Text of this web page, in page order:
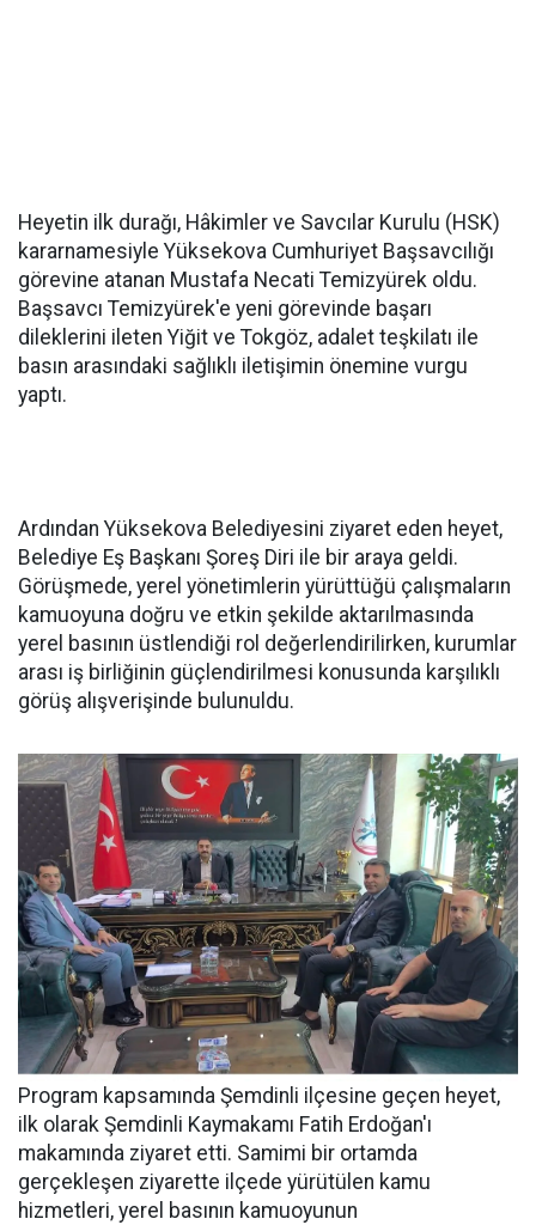
Heyetin ilk durağı, Hâkimler ve Savcılar Kurulu (HSK)
kararnamesiyle Yüksekova Cumhuriyet Başsavcılığı
görevine atanan Mustafa Necati Temizyürek oldu.
Başsavcı Temizyürek'e yeni görevinde başarı
dileklerini ileten Yiğit ve Tokgöz, adalet teşkilatı ile
basın arasındaki sağlıklı iletişimin önemine vurgu
yaptı.
Ardından Yüksekova Belediyesini ziyaret eden heyet,
Belediye Eş Başkanı Şoreş Diri ile bir araya geldi.
Görüşmede, yerel yönetimlerin yürüttüğü çalışmaların
kamuoyuna doğru ve etkin şekilde aktarılmasında
yerel basının üstlendiği rol değerlendirilirken, kurumlar
arası iş birliğinin güçlendirilmesi konusunda karşılıklı
görüş alışverişinde bulunuldu.
Program kapsamında Şemdinli ilçesine geçen heyet,
ilk olarak Şemdinli Kaymakamı Fatih Erdoğan'ı
makamında ziyaret etti. Samimi bir ortamda
gerçekleşen ziyarette ilçede yürütülen kamu
hizmetleri, yerel basının kamuoyunun